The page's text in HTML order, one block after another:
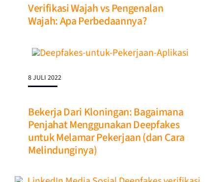
Verifikasi Wajah vs Pengenalan
Wajah: Apa Perbedaannya?
8 JULI 2022
Bekerja Dari Kloningan: Bagaimana
Penjahat Menggunakan Deepfakes
untuk Melamar Pekerjaan (dan Cara
Melindunginya)